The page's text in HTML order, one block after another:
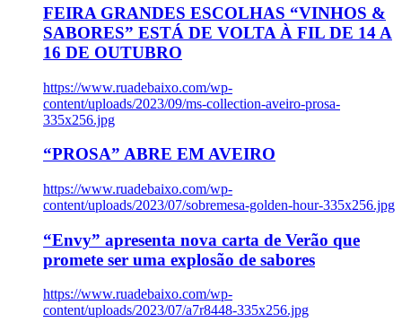
FEIRA GRANDES ESCOLHAS “VINHOS &
SABORES” ESTÁ DE VOLTA À FIL DE 14 A
16 DE OUTUBRO
https://www.ruadebaixo.com/wp-
content/uploads/2023/09/ms-collection-aveiro-prosa-
335x256.jpg
“PROSA” ABRE EM AVEIRO
https://www.ruadebaixo.com/wp-
content/uploads/2023/07/sobremesa-golden-hour-335x256.jpg
“Envy” apresenta nova carta de Verão que
promete ser uma explosão de sabores
https://www.ruadebaixo.com/wp-
content/uploads/2023/07/a7r8448-335x256.jpg